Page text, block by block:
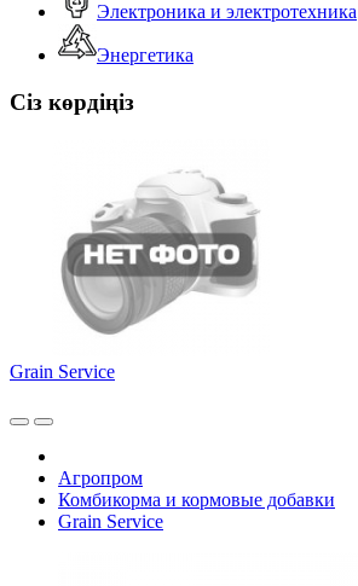
Электроника и электротехника
Энергетика
Сіз көрдіңіз
Grain Service
Агропром
Комбикорма и кормовые добавки
Grain Service